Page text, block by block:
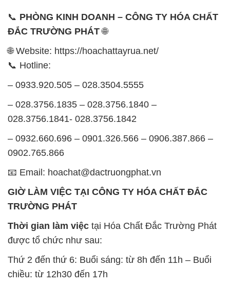
📞 PHÒNG KINH DOANH – CÔNG TY HÓA CHẤT
ĐẮC TRƯỜNG PHÁT🌐
🌐 Website: https://hoachattayrua.net/
📞 Hotline:
– 0933.920.505 – 028.3504.5555
– 028.3756.1835 – 028.3756.1840 –
028.3756.1841- 028.3756.1842
– 0932.660.696 – 0901.326.566 – 0906.387.866 –
0902.765.866
📧 Email: hoachat@dactruongphat.vn
GIỜ LÀM VIỆC TẠI CÔNG TY HÓA CHẤT ĐẮC
TRƯỜNG PHÁT
Thời gian làm việc tại Hóa Chất Đắc Trường Phát
được tổ chức như sau:
Thứ 2 đến thứ 6: Buổi sáng: từ 8h đến 11h – Buổi
chiều: từ 12h30 đến 17h